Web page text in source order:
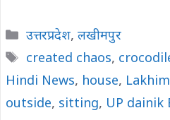
Categories
उत्तरप्रदेश, लखीमपुर
Tags
created chaos,
Hindi News, house,
outside, sitting, UP dainik